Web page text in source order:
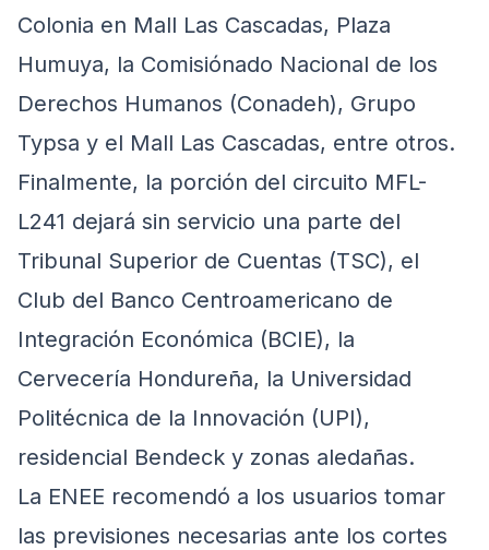
Colonia en Mall Las Cascadas, Plaza
Humuya, la Comisiónado Nacional de los
Derechos Humanos (Conadeh), Grupo
Typsa y el Mall Las Cascadas, entre otros.
Finalmente, la porción del circuito MFL-
L241 dejará sin servicio una parte del
Tribunal Superior de Cuentas (TSC), el
Club del Banco Centroamericano de
Integración Económica (BCIE), la
Cervecería Hondureña, la Universidad
Politécnica de la Innovación (UPI),
residencial Bendeck y zonas aledañas.
La ENEE recomendó a los usuarios tomar
las previsiones necesarias ante los cortes